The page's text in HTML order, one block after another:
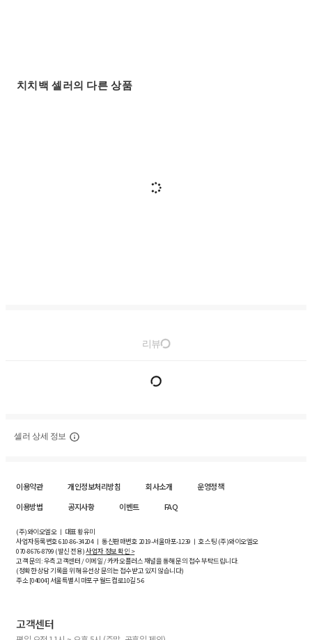
치치백 셀러의 다른 상품
리뷰
셀러 상세 정보
이용약관 개인정보처리방침 회사소개
운영정책
이용방법
공지사항 이벤트 FAQ
(주)와이오엘오 ㅣ 대표 황유미
사업자등록번호610-86-34204ㅣ 통신판매번호 2019-서울마포-1239 ㅣ 호스팅 (주)와이오엘오
070-8676-8799 (발신 전용)사업자 정보 확인 >
고객 문의: 우측 고객센터 / 이메일 / 카카오플러스 채널을 통해 문의 접수 부탁드립니다.
(정확한 상담 기록을 위해 유선상 문의는 접수받고 있지 않습니다)
주소 [04004] 서울특별시 마포구 월드컵로10길5-6
고객센터